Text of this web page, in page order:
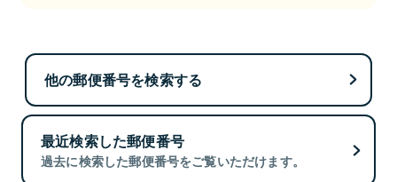
他の郵便番号を検索する
最近検索した郵便番号
過去に検索した郵便番号をご覧いただけます。